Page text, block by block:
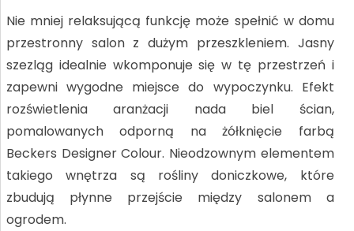
Nie mniej relaksującą funkcję może spełnić w domu
przestronny salon z dużym przeszkleniem. Jasny
szezląg idealnie wkomponuje się w tę przestrzeń i
zapewni wygodne miejsce do wypoczynku. Efekt
rozświetlenia aranżacji nada biel ścian,
pomalowanych odporną na żółknięcie farbą
Beckers Designer Colour. Nieodzownym elementem
takiego wnętrza są rośliny doniczkowe, które
zbudują płynne przejście między salonem a
ogrodem.